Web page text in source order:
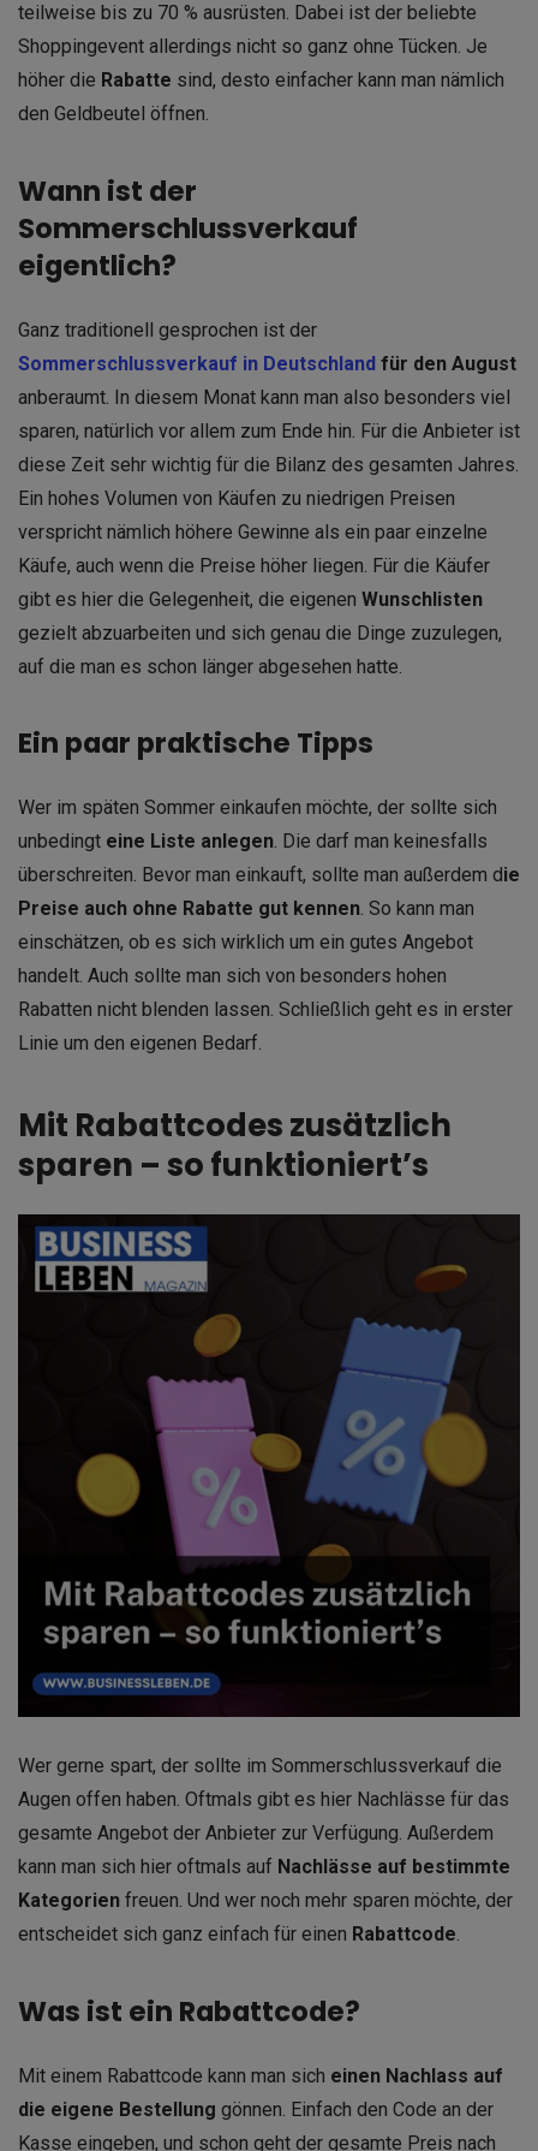
teilweise bis zu 70 % ausrüsten. Dabei ist der beliebte
Shoppingevent allerdings nicht so ganz ohne Tücken. Je
höher die Rabatte sind, desto einfacher kann man nämlich
den Geldbeutel öffnen.
Wann ist der
Sommerschlussverkauf
eigentlich?
Ganz traditionell gesprochen ist der
Sommerschlussverkauf in Deutschland für den August
anberaumt. In diesem Monat kann man also besonders viel
sparen, natürlich vor allem zum Ende hin. Für die Anbieter ist
diese Zeit sehr wichtig für die Bilanz des gesamten Jahres.
Ein hohes Volumen von Käufen zu niedrigen Preisen
verspricht nämlich höhere Gewinne als ein paar einzelne
Käufe, auch wenn die Preise höher liegen. Für die Käufer
gibt es hier die Gelegenheit, die eigenen Wunschlisten
gezielt abzuarbeiten und sich genau die Dinge zuzulegen,
auf die man es schon länger abgesehen hatte.
Ein paar praktische Tipps
Wer im späten Sommer einkaufen möchte, der sollte sich
unbedingt eine Liste anlegen . Die darf man keinesfalls
überschreiten. Bevor man einkauft, sollte man außerdem die
Preise auch ohne Rabatte gut kennen . So kann man
einschätzen, ob es sich wirklich um ein gutes Angebot
handelt. Auch sollte man sich von besonders hohen
Rabatten nicht blenden lassen. Schließlich geht es in erster
Linie um den eigenen Bedarf.
Mit Rabattcodes zusätzlich
sparen – so funktioniert’s
Wer gerne spart, der sollte im Sommerschlussverkauf die
Augen offen haben. Oftmals gibt es hier Nachlässe für das
gesamte Angebot der Anbieter zur Verfügung. Außerdem
kann man sich hier oftmals auf Nachlässe auf bestimmte
Kategorien freuen. Und wer noch mehr sparen möchte, der
entscheidet sich ganz einfach für einen Rabattcode.
Was ist ein Rabattcode?
Mit einem Rabattcode kann man sich einen Nachlass auf
die eigene Bestellung gönnen. Einfach den Code an der
Kasse eingeben, und schon geht der gesamte Preis nach